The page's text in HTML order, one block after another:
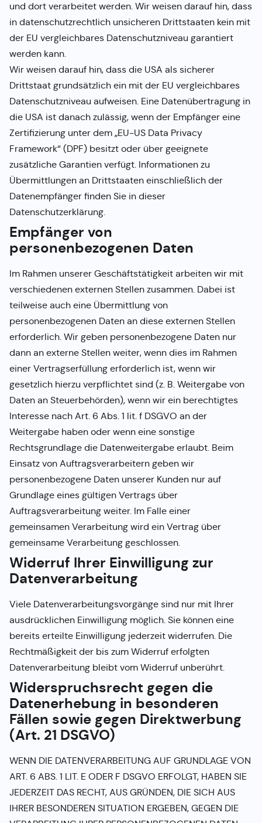
und dort verarbeitet werden. Wir weisen darauf hin, dass
in datenschutzrechtlich unsicheren Drittstaaten kein mit
der EU vergleichbares Datenschutzniveau garantiert
werden kann.
Wir weisen darauf hin, dass die USA als sicherer
Drittstaat grundsätzlich ein mit der EU vergleichbares
Datenschutzniveau aufweisen. Eine Datenübertragung in
die USA ist danach zulässig, wenn der Empfänger eine
Zertifizierung unter dem „EU-US Data Privacy
Framework“ (DPF) besitzt oder über geeignete
zusätzliche Garantien verfügt. Informationen zu
Übermittlungen an Drittstaaten einschließlich der
Datenempfänger finden Sie in dieser
Datenschutzerklärung.
Empfänger von
personenbezogenen Daten
Im Rahmen unserer Geschäftstätigkeit arbeiten wir mit
verschiedenen externen Stellen zusammen. Dabei ist
teilweise auch eine Übermittlung von
personenbezogenen Daten an diese externen Stellen
erforderlich. Wir geben personenbezogene Daten nur
dann an externe Stellen weiter, wenn dies im Rahmen
einer Vertragserfüllung erforderlich ist, wenn wir
gesetzlich hierzu verpflichtet sind (z. B. Weitergabe von
Daten an Steuerbehörden), wenn wir ein berechtigtes
Interesse nach Art. 6 Abs. 1 lit. f DSGVO an der
Weitergabe haben oder wenn eine sonstige
Rechtsgrundlage die Datenweitergabe erlaubt. Beim
Einsatz von Auftragsverarbeitern geben wir
personenbezogene Daten unserer Kunden nur auf
Grundlage eines gültigen Vertrags über
Auftragsverarbeitung weiter. Im Falle einer
gemeinsamen Verarbeitung wird ein Vertrag über
gemeinsame Verarbeitung geschlossen.
Widerruf Ihrer Einwilligung zur
Datenverarbeitung
Viele Datenverarbeitungsvorgänge sind nur mit Ihrer
ausdrücklichen Einwilligung möglich. Sie können eine
bereits erteilte Einwilligung jederzeit widerrufen. Die
Rechtmäßigkeit der bis zum Widerruf erfolgten
Datenverarbeitung bleibt vom Widerruf unberührt.
Widerspruchsrecht gegen die
Datenerhebung in besonderen
Fällen sowie gegen Direktwerbung
(Art. 21 DSGVO)
WENN DIE DATENVERARBEITUNG AUF GRUNDLAGE VON
ART. 6 ABS. 1 LIT. E ODER F DSGVO ERFOLGT, HABEN SIE
JEDERZEIT DAS RECHT, AUS GRÜNDEN, DIE SICH AUS
IHRER BESONDEREN SITUATION ERGEBEN, GEGEN DIE